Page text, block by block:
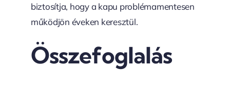
biztosítja, hogy a kapu problémamentesen
működjön éveken keresztül.
Összefoglalás